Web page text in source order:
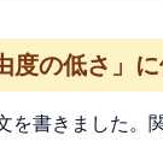
度の低さ」
書きました。